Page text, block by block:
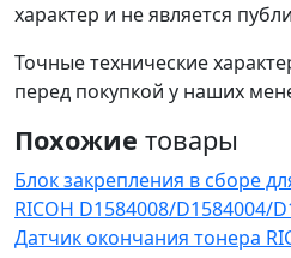
характер и не является
Точные технические
перед покупкой у наших
Похожие товары
Блок закрепления в сборе
RICOH D1584008/D1584004/
Датчик окончания тонера